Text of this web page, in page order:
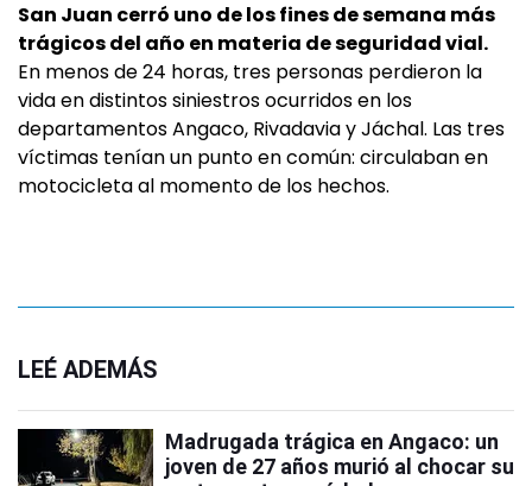
San Juan cerró uno de los fines de semana más
trágicos del año en materia de seguridad vial.
En menos de 24 horas, tres personas perdieron la
vida en distintos siniestros ocurridos en los
departamentos Angaco, Rivadavia y Jáchal. Las tres
víctimas tenían un punto en común: circulaban en
motocicleta al momento de los hechos.
LEÉ ADEMÁS
Madrugada trágica en Angaco: un
joven de 27 años murió al chocar su